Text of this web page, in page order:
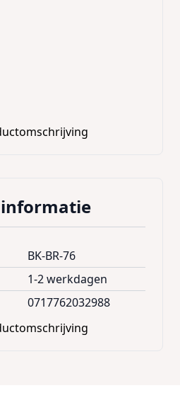
BK-BR-76
1-2 werkdagen
0717762032988